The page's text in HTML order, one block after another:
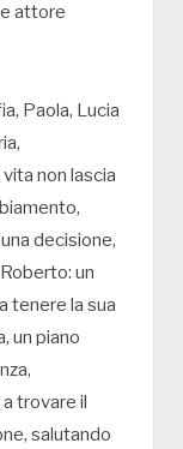
attore
Paola, Lucia
non lascia
decisione,
un
tenere la sua
un piano
trovare il
salutando